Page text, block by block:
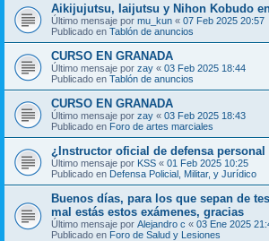
Aikijujutsu, Iaijutsu y Nihon Kobudo
Último mensaje por mu_kun « 07 Feb 2025 20:57
Publicado en Tablón de anuncios
CURSO EN GRANADA
Último mensaje por zay « 03 Feb 2025 18:44
Publicado en Tablón de anuncios
CURSO EN GRANADA
Último mensaje por zay « 03 Feb 2025 18:43
Publicado en Foro de artes marciales
¿Instructor oficial de defensa
Último mensaje por KSS « 01 Feb 2025 10:25
Publicado en Defensa Policial, Militar, y Jurídico
Buenos días, para los que sepan de
mal estás estos exámenes, gracias
Último mensaje por Alejandro c « 03 Ene 2025
Publicado en Foro de Salud y Lesiones